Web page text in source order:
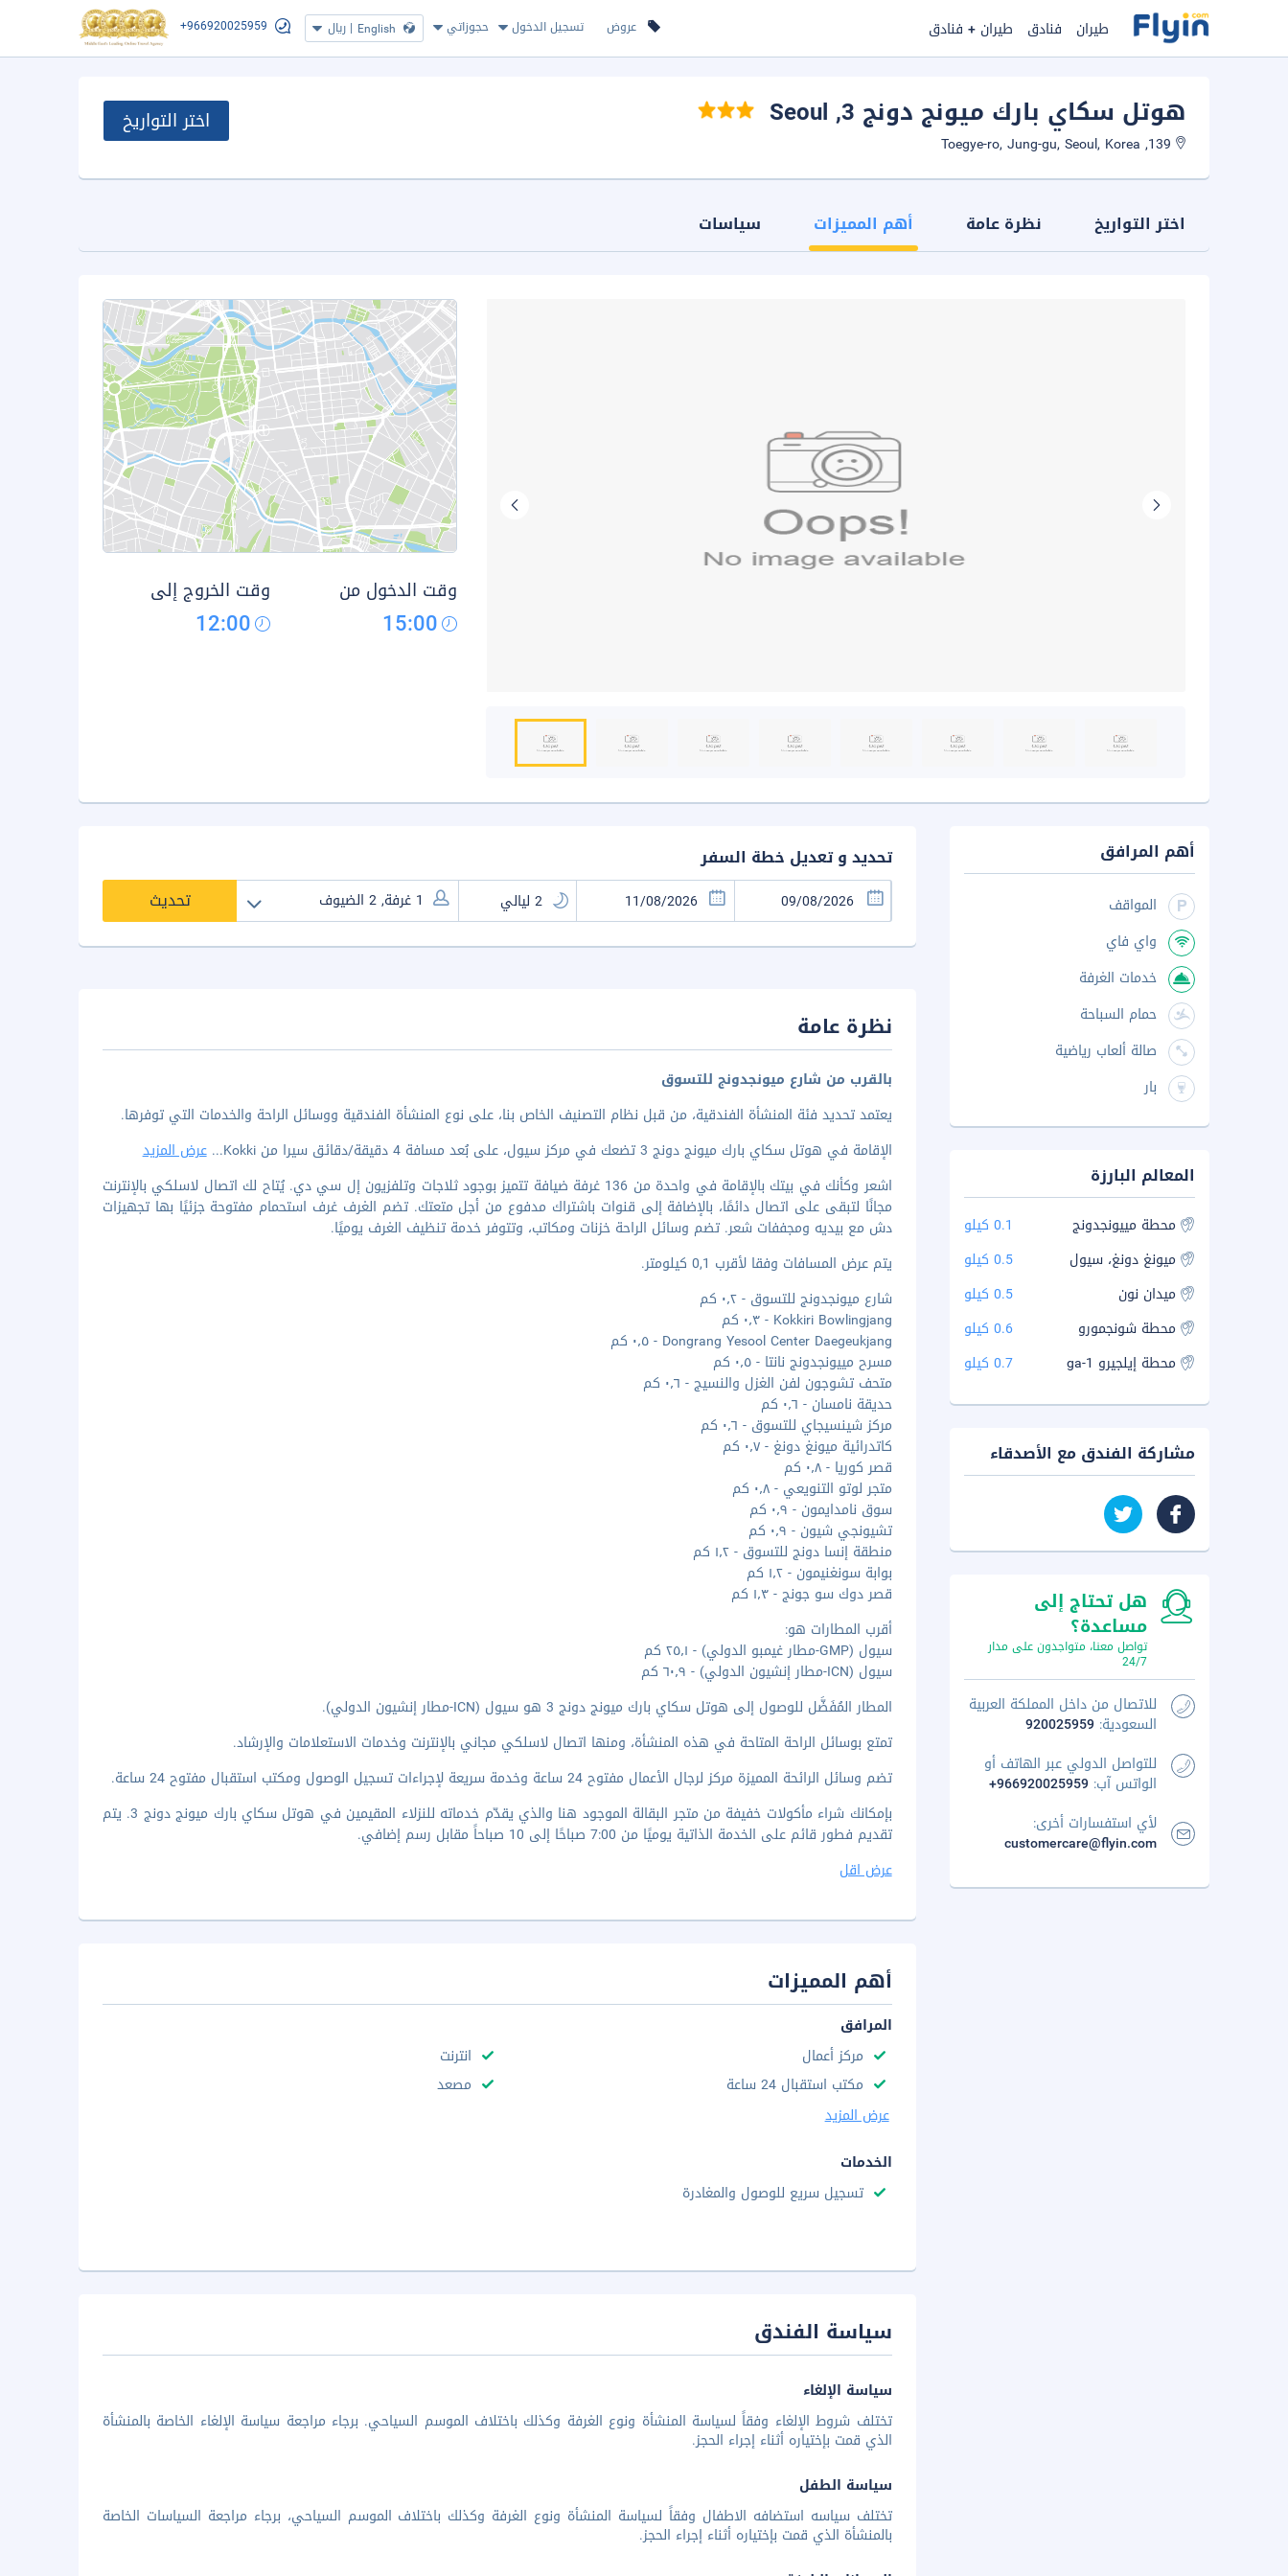
عروض تسجيل الدخول حجوزاتي English
| ريال +966920025959 طيران فنادق طيران + فنادق
هوتل سكاي بارك ميونج دونج 3 , Seoul اختر التواريخ
اختر التواريخ نظرة عامة أهم المميزات سياسات
وقت الدخول من
15:00
وقت الخروج إلى
12:00
تحديد و تعديل خطة السفر
تحديث
نظرة عامة
بالقرب من شارع ميونجدونج للتسوق
يعتمد تحديد فئة المنشأة الفندقية، من قبل نظام التصنيف الخاص بنا، على نوع المنشأة الفندقية ووسائل الراحة والخدمات التي توفرها.
الإقامة في هوتل سكاي بارك ميونج دونج 3 تضعك في مركز سيول، على بُعد مسافة 4 دقيقة/دقائق سيرا من Kokki
...عرض المزيد
اشعر وكأنك في بيتك بالإقامة في واحدة من 136 غرفة ضيافة تتميز بوجود ثلاجات وتلفزيون إل سي دي. يُتاح لك اتصال لاسلكي بالإنترنت
مجانًا لتبقى على اتصال دائمًا، بالإضافة إلى قنوات باشتراك مدفوع من أجل متعتك. تضم الغرف غرف استحمام مفتوحة جزئيًا بها تجهيزات
دش مع بيديه ومجففات شعر. تضم وسائل الراحة خزنات ومكاتب، وتتوفر خدمة تنظيف الغرف يوميًا.
يتم عرض المسافات وفقا لأقرب 0,1 كيلومتر.
شارع ميونجدونج للتسوق - ٠٫٢ كم
Kokkiri Bowlingjang - ٠٫٣ كم
Dongrang Yesool Center Daegeukjang - ٠٫٥ كم
مسرح مييونجدونج نانتا - ٠٫٥ كم
متحف تشوجون لفن الغزل والنسيج - ٠٫٦ كم
حديقة نامسان - ٠٫٦ كم
مركز شينسيجاي للتسوق - ٠٫٦ كم
كاتدرائية ميونغ دونغ - ٠٫٧ كم
قصر كوريا - ٠٫٨ كم
متجر لوتو التنويعي - ٠٫٨ كم
سوق نامدايمون - ٠٫٩ كم
تشيونجي شيون - ٠٫٩ كم
منطقة إنسا دونج للتسوق - ١٫٢ كم
بوابة سونغنيمون - ١٫٢ كم
قصر دوك سو جونج - ١٫٣ كم
أقرب المطارات هو:
سيول (GMP-مطار غيمبو الدولي) - ٢٥٫١ كم
سيول (ICN-مطار إنشيون الدولي) - ٦٠٫٩ كم
المطار المُفَضَّل للوصول إلى هوتل سكاي بارك ميونج دونج 3 هو سيول (ICN-مطار إنشيون الدولي).
تمتع بوسائل الراحة المتاحة في هذه المنشأة، ومنها اتصال لاسلكي مجاني بالإنترنت وخدمات الاستعلامات والإرشاد.
تضم وسائل الرائحة المميزة مركز لرجال الأعمال مفتوح 24 ساعة وخدمة سريعة لإجراءات تسجيل الوصول ومكتب استقبال مفتوح 24 ساعة.
بإمكانك شراء مأكولات خفيفة من متجر البقالة الموجود هنا والذي يقدّم خدماته للنزلاء المقيمين في هوتل سكاي بارك ميونج دونج 3. يتم
تقديم فطور قائم على الخدمة الذاتية يوميًا من 7:00 صباحًا إلى 10 صباحاً مقابل رسم إضافي.
عرض اقل
أهم المميزات
المرافق
مركز أعمال
انترنت
مكتب استقبال 24 ساعة
مصعد
عرض المزيد
الخدمات
تسجيل سريع للوصول والمغادرة
سياسة الفندق
سياسة الإلغاء
تختلف شروط الإلغاء وفقاً لسياسة المنشأة ونوع الغرفة وكذلك باختلاف الموسم السياحي. برجاء مراجعة سياسة الإلغاء الخاصة بالمنشأة
الذي قمت بإختياره أثناء إجراء الحجز.
سياسة الطفل
تختلف سياسه استضافه الاطفال وفقاً لسياسة المنشأة ونوع الغرفة وكذلك باختلاف الموسم السياحي، برجاء مراجعة السياسات الخاصة
بالمنشأة الذي قمت بإختياره أثناء إجراء الحجز.
أهم المرافق
المواقف
واي فاي
خدمات الغرفة
حمام السباحة
صالة ألعاب رياضية
بار
المعالم البارزة
محطة مييونجدونج
0.1 كيلو
ميونغ دونغ، سيول
0.5 كيلو
ميدان نون
0.5 كيلو
محطة شونجمورو
0.6 كيلو
محطة إيلجيرو 1-ga
0.7 كيلو
مشاركة الفندق مع الأصدقاء
هل تحتاج إلى
مساعدة؟
تواصل معنا، متواجدون على مدار
24/7
للاتصال من داخل المملكة العربية
السعودية: 920025959
للتواصل الدولي عبر الهاتف أو
الواتس آب: +966920025959
لأي استفسارات أخرى:
customercare@flyin.com